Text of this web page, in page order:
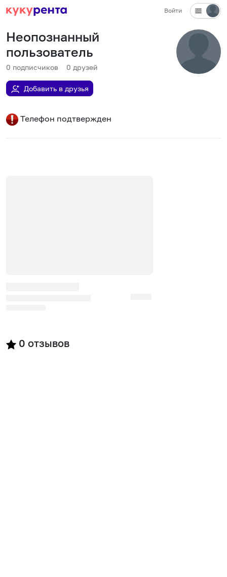
Войти
Неопознанный
пользователь
0 подписчиков 0 друзей
Добавить в друзья
Телефон подтвержден
0 отзывов